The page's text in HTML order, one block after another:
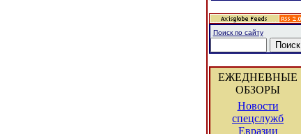
Поиск по сайту
ЕЖЕДНЕВНЫЕ
ОБЗОРЫ
Новости
спецслужб
Евразии